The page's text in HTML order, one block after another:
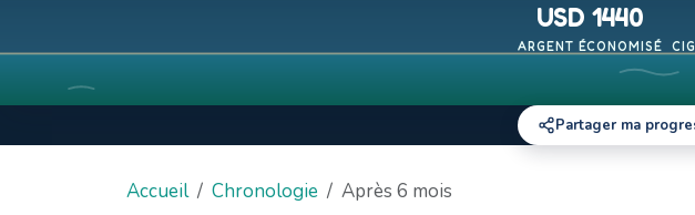
USD 1440
ARGENT ÉCONOMISÉ
Partager ma
Accueil Chronologie Après 6 mois